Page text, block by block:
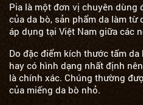
Pia là một đơn vị chuyên dùng
của da bò, sản phẩm da làm
áp dụng tại Việt Nam giữa các
Do đặc điểm kích thước tấm
hay có hình dạng nhất định
là chính xác. Chúng thường
của miếng da bò nhỏ.